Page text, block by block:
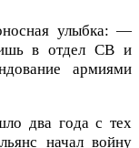
улыбка: —
в отдел СВ и
армиями
два года с тех
начал войну